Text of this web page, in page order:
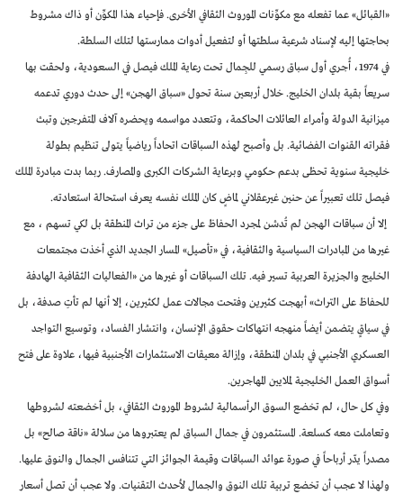
«القبائل» عما تفعله مع مكوِّنات الموروث الثقافي الأخرى. فإحياء هذا المكوِّن أو ذاك مشروط
بحاجتها إليه لإسناد شرعية سلطتها أو لتفعيل أدوات ممارستها لتلك السلطة.
في 1974، أُجري أول سباق رسمي للجِمال تحت رعاية الملك فيصل في السعودية، ولحقت بها
سريعاً بقية بلدان الخليج. خلال أربعين سنة تحول «سباق الهجن» إلى حدث دوري تدعمه
ميزانية الدولة وأمراء العائلات الحاكمة، وتتعدد مواسمه ويحضره آلاف المتفرجين وتبث
فقراته القنوات الفضائية. بل وأصبح لهذه السباقات اتحاداً رياضياً يتولى تنظيم بطولة
خليجية سنوية تحظى بدعم حكومي وبرعاية الشركات الكبرى والمصارف. ربما بدت مبادرة الملك
فيصل تلك تعبيراً عن حنين غيرعقلاني لماضٍ كان الملك نفسه يعرف استحالة استعادته.
إلا أن سباقات الهجن لم تُدشن لمجرد الحفاظ على جزء من تراث المنطقة بل لكي تسهم ، مع
غيرها من المبادرات السياسية والثقافية، في «تأصيل» المسار الجديد الذي أخذت مجتمعات
الخليج والجزيرة العربية تسير فيه. تلك السباقات أو غيرها من «الفعاليات الثقافية الهادفة
للحفاظ على التراث» أبهجت كثيرين وفتحت مجالات عمل لكثيرين، إلا أنها لم تأتِ صدفة، بل
في سياقٍ يتضمن أيضاً منهجه انتهاكات حقوق الإنسان، وانتشار الفساد، وتوسيع التواجد
العسكري الأجنبي في بلدان المنطقة، وإزالة معيقات الاستثمارات الأجنبية فيها، علاوة على فتح
أسواق العمل الخليجية لملايين المهاجرين.
وفي كل حال، لم تخضع السوق الرأسمالية لشروط الموروث الثقافي، بل أخضعته لشروطها
وتعاملت معه كسلعة. المستثمرون في جمال السباق لم يعتبروها من سلالة «ناقة صالح» بل
مصدراً يدّر أرباحاً في صورة عوائد السباقات وقيمة الجوائز التي تتنافس الجمال والنوق عليها.
ولهذا لا عجب أن تخضع تربية تلك النوق والجمال لأحدث التقنيات. ولا عجب أن تصل أسعار